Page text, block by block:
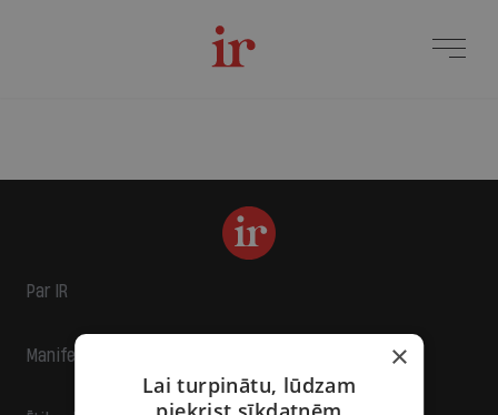
Par IR
Manifests ×
Lai turpinātu, lūdzam